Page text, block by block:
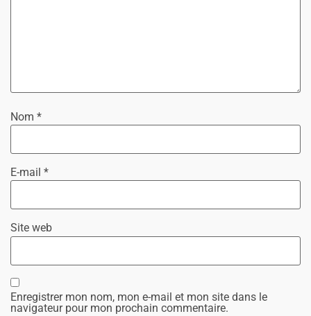
Nom *
E-mail *
Site web
Enregistrer mon nom, mon e-mail et mon site dans le
navigateur pour mon prochain commentaire.